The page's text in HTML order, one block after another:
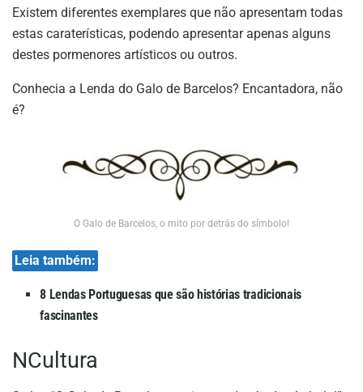
Existem diferentes exemplares que não apresentam todas
estas caraterísticas, podendo apresentar apenas alguns
destes pormenores artísticos ou outros.
Conhecia a Lenda do Galo de Barcelos? Encantadora, não
é?
O Galo de Barcelos, o mito por detrás do símbolo!
Leia também:
8 Lendas Portuguesas que são histórias tradicionais
fascinantes
NCultura